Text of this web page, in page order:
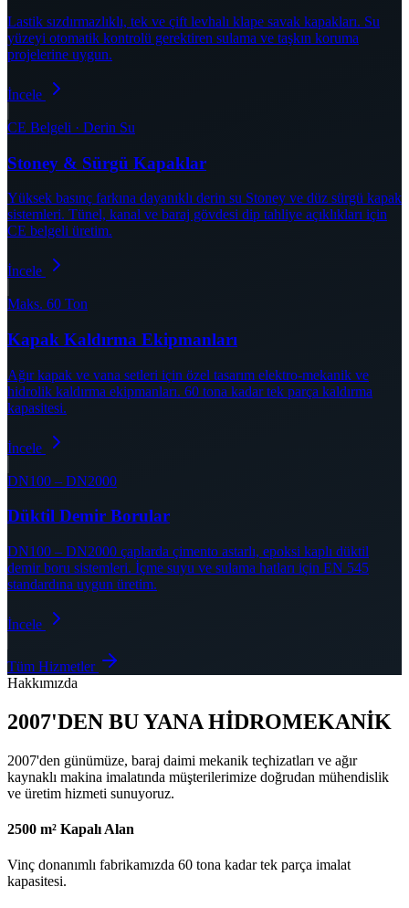
Lastik sızdırmazlıklı, tek ve çift levhalı klape savak kapakları. Su
yüzeyi otomatik kontrolü gerektiren sulama ve taşkın koruma
projelerine uygun.
İncele
CE Belgeli · Derin Su
Stoney & Sürgü Kapaklar
Yüksek basınç farkına dayanıklı derin su Stoney ve düz sürgü kapak
sistemleri. Tünel, kanal ve baraj gövdesi dip tahliye açıklıkları için
CE belgeli üretim.
İncele
Maks. 60 Ton
Kapak Kaldırma Ekipmanları
Ağır kapak ve vana setleri için özel tasarım elektro-mekanik ve
hidrolik kaldırma ekipmanları. 60 tona kadar tek parça kaldırma
kapasitesi.
İncele
DN100 – DN2000
Düktil Demir Borular
DN100 – DN2000 çaplarda çimento astarlı, epoksi kaplı düktil
demir boru sistemleri. İçme suyu ve sulama hatları için EN 545
standardına uygun üretim.
İncele
Tüm Hizmetler
Hakkımızda
2007'DEN BU YANA HİDROMEKANİK
2007'den günümüze, baraj daimi mekanik teçhizatları ve ağır
kaynaklı makina imalatında müşterilerimize doğrudan mühendislik
ve üretim hizmeti sunuyoruz.
2500 m² Kapalı Alan
Vinç donanımlı fabrikamızda 60 tona kadar tek parça imalat
kapasitesi.